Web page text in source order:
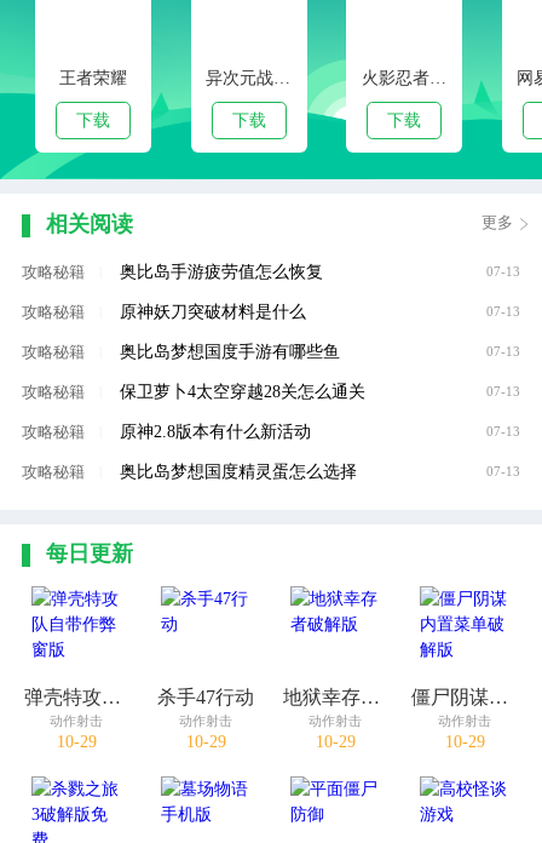
王者荣耀
下载
异次元战姬手游下载
下载
火影忍者手游
下载
相关阅读 更多
攻略秘籍 奥比岛手游疲劳值怎么恢复 07-13
攻略秘籍 原神妖刀突破材料是什么 07-13
攻略秘籍 奥比岛梦想国度手游有哪些鱼 07-13
攻略秘籍 保卫萝卜4太空穿越28关怎么通关 07-13
攻略秘籍 原神2.8版本有什么新活动 07-13
攻略秘籍 奥比岛梦想国度精灵蛋怎么选择 07-13
每日更新
弹壳特攻队自带作弊窗版
动作射击
10-29
杀手47行动
动作射击
10-29
地狱幸存者破解版
动作射击
10-29
僵尸阴谋内置菜单破解版
动作射击
10-29